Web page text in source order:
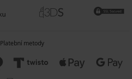
Platební metody